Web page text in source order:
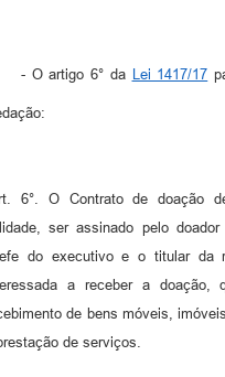
- O artigo 6° da Lei 1417/17
6°. O Contrato de doação
ser assinado pelo
do executivo e o titular da
a receber a doação,
de bens móveis,
de serviços.